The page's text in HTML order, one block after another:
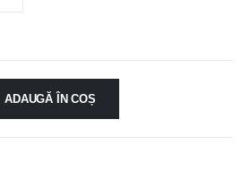
ADAUGĂ ÎN COȘ